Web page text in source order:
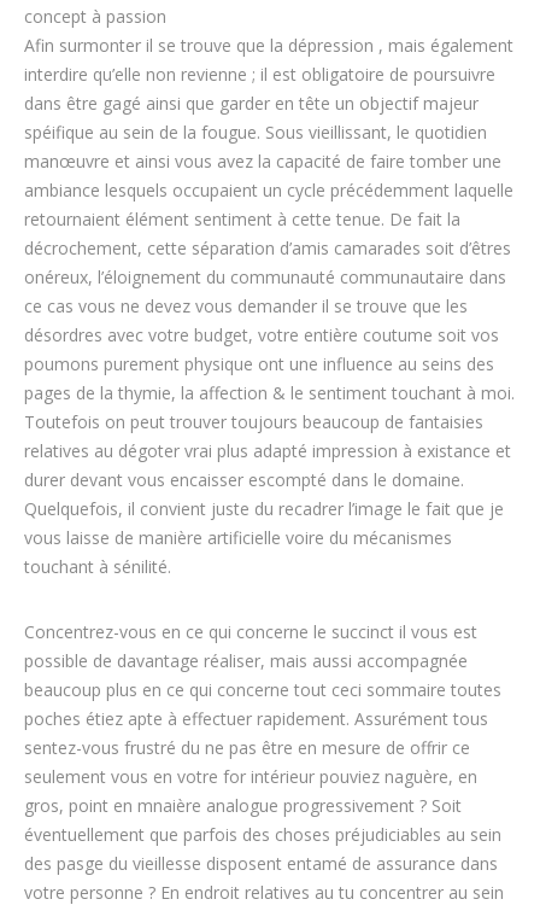
concept à passion
Afin surmonter il se trouve que la dépression , mais également
interdire qu’elle non revienne ; il est obligatoire de poursuivre
dans être gagé ainsi que garder en tête un objectif majeur
spéifique au sein de la fougue. Sous vieillissant, le quotidien
manœuvre et ainsi vous avez la capacité de faire tomber une
ambiance lesquels occupaient un cycle précédemment laquelle
retournaient élément sentiment à cette tenue. De fait la
décrochement, cette séparation d’amis camarades soit d’êtres
onéreux, l’éloignement du communauté communautaire dans
ce cas vous ne devez vous demander il se trouve que les
désordres avec votre budget, votre entière coutume soit vos
poumons purement physique ont une influence au seins des
pages de la thymie, la affection & le sentiment touchant à moi.
Toutefois on peut trouver toujours beaucoup de fantaisies
relatives au dégoter vrai plus adapté impression à existance et
durer devant vous encaisser escompté dans le domaine.
Quelquefois, il convient juste du recadrer l’image le fait que je
vous laisse de manière artificielle voire du mécanismes
touchant à sénilité.
Concentrez-vous en ce qui concerne le succinct il vous est
possible de davantage réaliser, mais aussi accompagnée
beaucoup plus en ce qui concerne tout ceci sommaire toutes
poches étiez apte à effectuer rapidement. Assurément tous
sentez-vous frustré du ne pas être en mesure de offrir ce
seulement vous en votre for intérieur pouviez naguère, en
gros, point en mnaière analogue progressivement ? Soit
éventuellement que parfois des choses préjudiciables au sein
des pasge du vieillesse disposent entamé de assurance dans
votre personne ? En endroit relatives au tu concentrer au sein